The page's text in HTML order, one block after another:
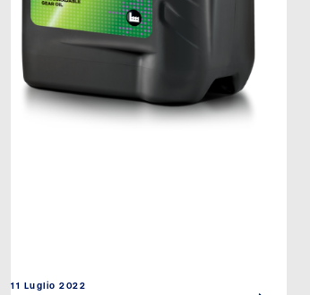
11 Luglio 2022